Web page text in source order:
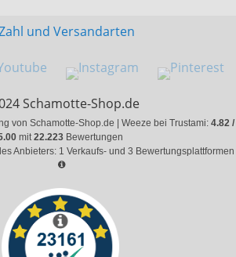
Schamotte-Shop.de
von Schamotte-Shop.de | Weeze bei Trustami: 4.82 /
mit22.223 Bewertungen
Anbieters: 1 Verkaufs- und 3 Bewertungsplattformen